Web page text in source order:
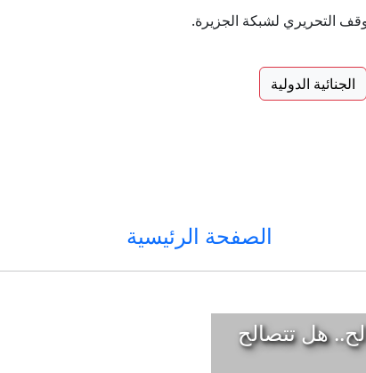
التحريري لشبكة الجزيرة.
الجنائية الدولية
الصفحة الرئيسية
هل تتصالح